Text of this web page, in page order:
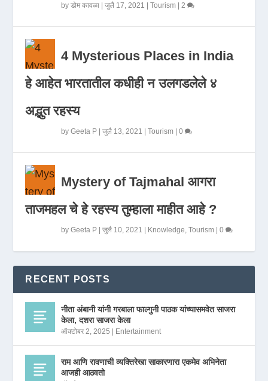
byडोम कावळा |जुलै 17, 2021 |Tourism | 2
4 Mysterious Places in India
हे आहेत भारतातील कधीही न उलगडलेले ४
अद्भुत रहस्य
byGeeta P |जुलै 13, 2021 |Tourism |0
Mystery of Tajmahal आगरा
ताजमहल चे हे रहस्य तुम्हाला माहीत आहे ?
byGeeta P |जुलै 10, 2021 | Knowledge ,Tourism |0
RECENT POSTS
नीता अंबानी यांनी गरबाला फाल्गुनी पाठक यांच्यासमवेत साजरा
केला, दशरा साजरा केला
ऑक्टोबर 2, 2025 | Entertainment
राम आणि रावणाची व्यक्तिरेखा साकारणारा एकमेव अभिनेता
आजही आठवतो